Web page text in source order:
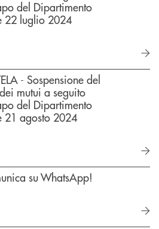
del Dipartimento
22 luglio 2024
- Sospensione del
mutui a seguito
del Dipartimento
21 agosto 2024
su WhatsApp!